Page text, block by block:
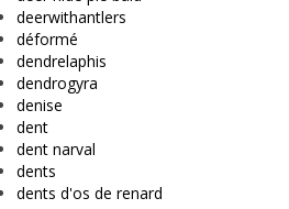
deerwithantlers
déformé
dendrelaphis
dendrogyra
denise
dent
dent narval
dents
dents d'os de renard